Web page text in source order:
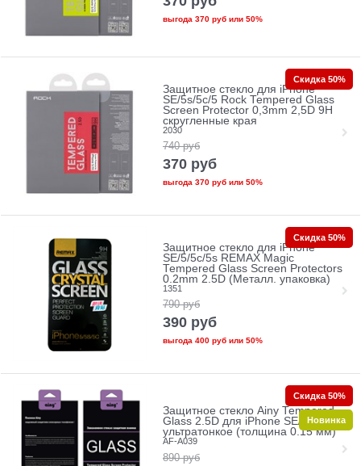
выгода 370 рубили 50%
Защитное стекло для iPhone
SE/5s/5с/5 Rock Tempered Glass
Screen Protector 0,3mm 2,5D 9H
скругленные края
2030
740 руб
370 руб
выгода 370 рубили 50%
Скидка 50%
Защитное стекло для iPhone
SE/5/5c/5s REMAX Magic
Tempered Glass Screen Protectors
0.2mm 2.5D (Металл. упаковка)
1351
790 руб
390 руб
выгода 400 рубили 50%
Скидка 50%
Защитное стекло Ainy Tempered
Glass 2.5D для iPhone SE/5/5c/5s
ультратонкое (толщина 0.15 мм)
AF-A039
890 руб
Скидка 50%
Новинка